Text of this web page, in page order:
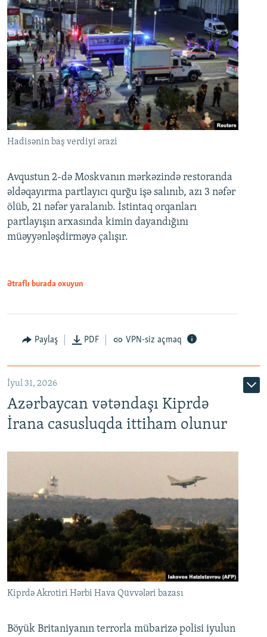
Hadisənin baş verdiyi ərazi
Avqustun 2-də Moskvanın mərkəzində restoranda
əldəqayırma partlayıcı qurğu işə salınıb, azı 3 nəfər
ölüb, 21 nəfər yaralanıb. İstintaq orqanları
partlayışın arxasında kimin dayandığını
müəyyənləşdirməyə çalışır.
Ətraflı burada oxuyun
Paylaş PDF VPN-siz açmaq
İyul 31, 2026
Azərbaycan vətəndaşı Kiprdə
İrana casusluqda ittiham olunur
Kiprdə Akrotiri Hərbi Hava Qüvvələri bazası
Böyük Britaniyanın terrorla mübarizə polisi iyulun